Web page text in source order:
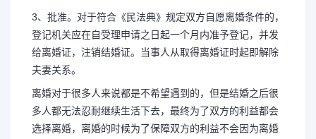
3、批准。对于符合《民法典》规定双方自愿离婚条件的，
登记机关应在自受理申请之日起一个月内准予登记，并发
给离婚证，注销结婚证。当事人从取得离婚证时起即解除
夫妻关系。
离婚对于很多人来说都是不希望遇到的，但是结婚之后很
多人都无法忍耐继续生活下去，最终为了双方的利益都会
选择离婚，离婚的时候为了保障双方的利益不会因为离婚